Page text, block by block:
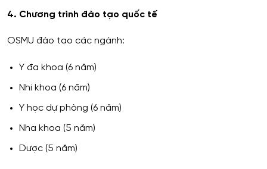
4. Chương trình đào tạo quốc tế
OSMU đào tạo các ngành:
Y đa khoa (6 năm)
Nhi khoa (6 năm)
Y học dự phòng (6 năm)
Nha khoa (5 năm)
Dược (5 năm)